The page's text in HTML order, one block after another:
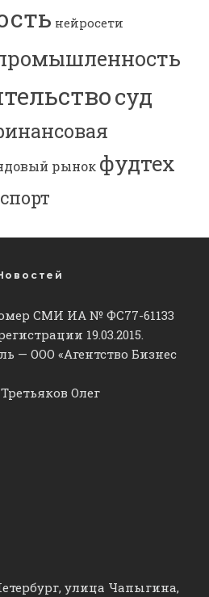
нейросети
суд
рынок фудтех
СМИ ИА № ФС77-61133
19.03.2015.
— ООО «Агентство Бизнес
Олег
улица Чапыгина,